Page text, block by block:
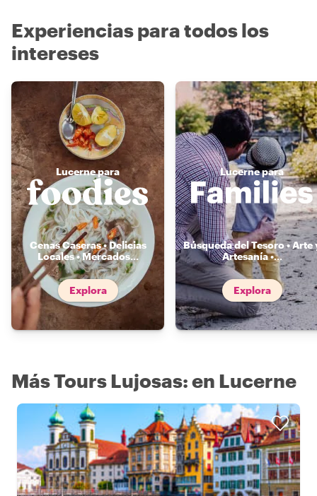
Experiencias para todos los
intereses
Lucerne para
Cenas Caseras • Delicias
Locales • Mercados...
Explora
Lucerne para
Búsqueda del Tesoro • Arte
Artesanía •...
Explora
Más Tours Lujosas: en Lucerne